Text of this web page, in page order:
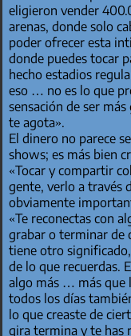
eligieron vender
arenas, donde solo
poder ofrecer esta
donde puedes tocar
hecho estadios
eso … no es lo que
sensación de ser
te agota».
El dinero no parece
shows; es más bien
«Tocar y compartir
gente, verlo a través
obviamente
«Te reconectas con
grabar o terminar de
tiene otro
de lo que recuerdas.
algo más … más que
todos los días
lo que creaste de
gira termina y te has